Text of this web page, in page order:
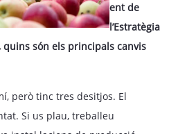
ent de
l’Estratègia
quins són els principals canvis
però tinc tres desitjos. El
Si us plau, treballeu